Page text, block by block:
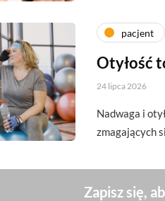
pacjent
Otyłość
24 lipca 2026
Nadwaga i
zmagających
Zapisz się,